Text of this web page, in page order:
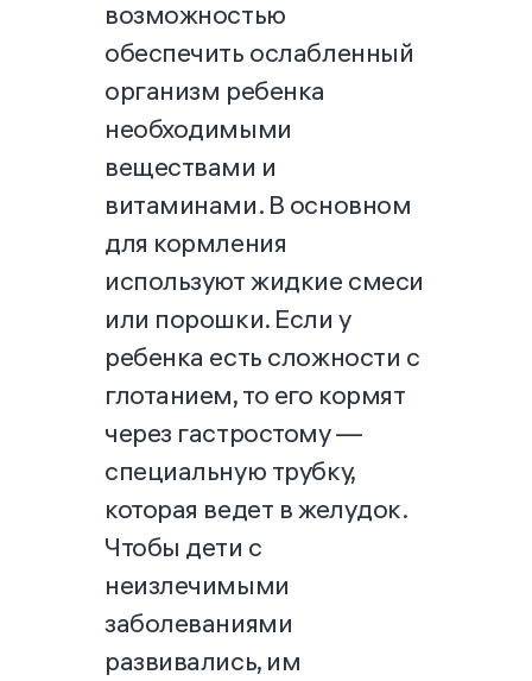
возможностью
обеспечить ослабленный
организм ребенка
необходимыми
веществами и
витаминами. В основном
для кормления
используют жидкие смеси
или порошки. Если у
ребенка есть сложности с
глотанием, то его кормят
через гастростому —
специальную трубку,
которая ведет в желудок.
Чтобы дети с
неизлечимыми
заболеваниями
развивались, им